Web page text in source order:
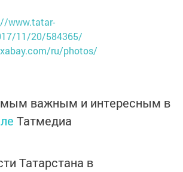
www.tatar-
11/20/584365/
ru/photos/
важным и интересным в
Татмедиа
Татарстана в